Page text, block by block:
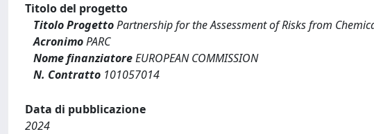
Titolo del progetto
Titolo ProgettoPartnership for the Assessment of Risks from
AcronimoPARC
Nome finanziatoreEUROPEAN COMMISSION
N. Contratto 101057014
Data di pubblicazione
2024